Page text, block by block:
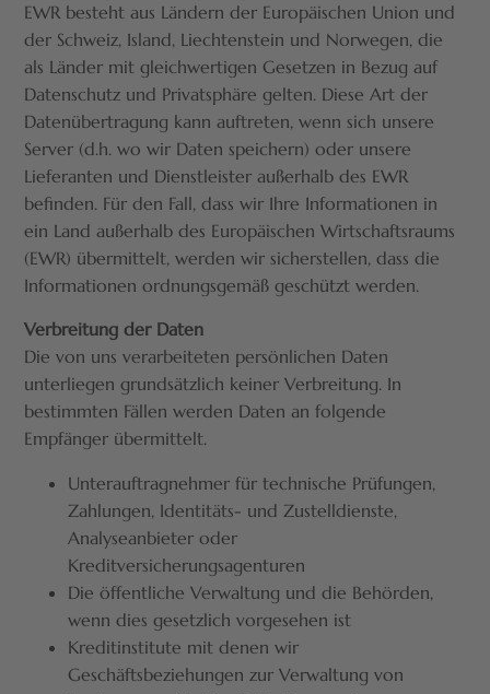
EWR besteht aus Ländern der Europäischen Union und
der Schweiz, Island, Liechtenstein und Norwegen, die
als Länder mit gleichwertigen Gesetzen in Bezug auf
Datenschutz und Privatsphäre gelten. Diese Art der
Datenübertragung kann auftreten, wenn sich unsere
Server (d.h. wo wir Daten speichern) oder unsere
Lieferanten und Dienstleister außerhalb des EWR
befinden. Für den Fall, dass wir Ihre Informationen in
ein Land außerhalb des Europäischen Wirtschaftsraums
(EWR) übermittelt, werden wir sicherstellen, dass die
Informationen ordnungsgemäß geschützt werden.
Verbreitung der Daten
Die von uns verarbeiteten persönlichen Daten
unterliegen grundsätzlich keiner Verbreitung. In
bestimmten Fällen werden Daten an folgende
Empfänger übermittelt.
Unterauftragnehmer für technische Prüfungen,
Zahlungen, Identitäts- und Zustelldienste,
Analyseanbieter oder
Kreditversicherungsagenturen
Die öffentliche Verwaltung und die Behörden,
wenn dies gesetzlich vorgesehen ist
Kreditinstitute mit denen wir
Geschäftsbeziehungen zur Verwaltung von